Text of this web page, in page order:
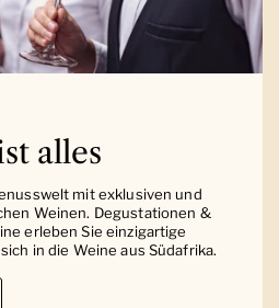
alles
mit exklusiven und
Weinen. Degustationen &
erleben Sie einzigartige
in die Weine aus Südafrika.